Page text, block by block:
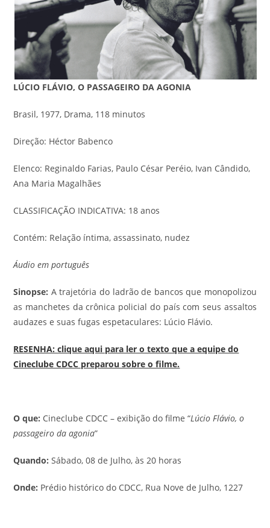
LÚCIO FLÁVIO, O PASSAGEIRO DA AGONIA
Brasil, 1977, Drama, 118 minutos
Direção: Héctor Babenco
Elenco: Reginaldo Farias, Paulo César Peréio, Ivan Cândido,
Ana Maria Magalhães
CLASSIFICAÇÃO INDICATIVA: 18 anos
Contém: Relação íntima, assassinato, nudez
Áudio em português
Sinopse: A trajetória do ladrão de bancos que monopolizou
as manchetes da crônica policial do país com seus assaltos
audazes e suas fugas espetaculares: Lúcio Flávio.
RESENHA: clique aqui para ler o texto que a equipe do
Cineclube CDCC preparou sobre o filme.
O que: Cineclube CDCC – exibição do filme “Lúcio Flávio, o
passageiro da agonia”
Quando: Sábado, 08 de Julho, às 20 horas
Onde: Prédio histórico do CDCC, Rua Nove de Julho, 1227